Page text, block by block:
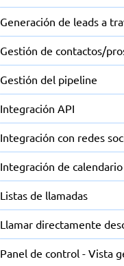
Generación de leads a
Gestión de contactos/
Gestión del pipeline
Integración API
Integración con redes
Integración de
Listas de llamadas
Llamar directamente
Panel de control - Vista